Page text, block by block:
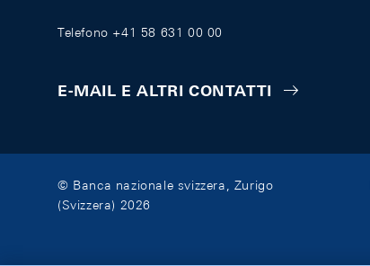
Telefono +41 58 631 00 00
E-MAIL E ALTRI CONTATTI
© Banca nazionale svizzera, Zurigo
(Svizzera) 2026